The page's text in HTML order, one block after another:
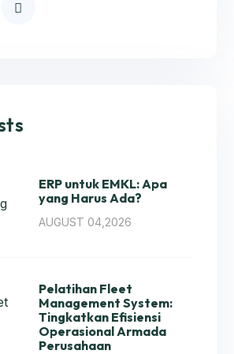
ERP untuk EMKL: Apa
yang Harus Ada?
AUGUST 04,2026
Pelatihan Fleet
Management System:
Tingkatkan Efisiensi
Operasional Armada
Perusahaan